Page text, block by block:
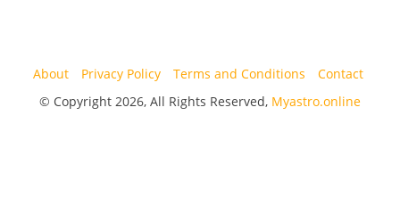
About Privacy Policy Terms and Conditions
Contact
© Copyright 2026, All Rights Reserved, Myastro.online